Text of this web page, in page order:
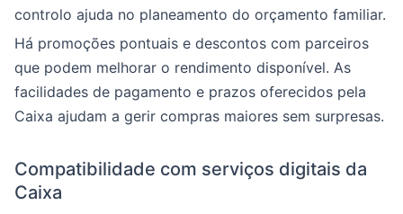
controlo ajuda no planeamento do orçamento familiar.
Há promoções pontuais e descontos com parceiros
que podem melhorar o rendimento disponível. As
facilidades de pagamento e prazos oferecidos pela
Caixa ajudam a gerir compras maiores sem surpresas.
Compatibilidade com serviços digitais da
Caixa